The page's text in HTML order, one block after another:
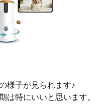
様子が見られます♪
は特にいいと思います。